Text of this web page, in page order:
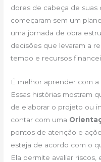
dores de cabeça de suas
começaram sem um
uma jornada de obra
decisões que levaram a
tempo e recursos
É melhor aprender com
Essas histórias mostram
de elaborar o projeto ou
contar com uma
pontos de atenção e
esteja de acordo com o
Ela permite avaliar riscos,